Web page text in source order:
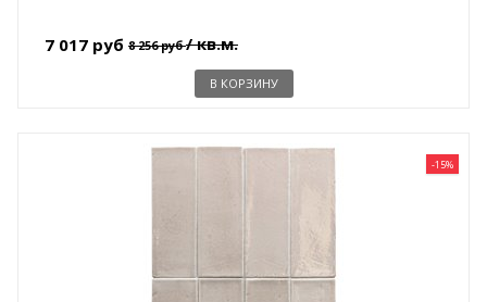
7 017 руб 8 256 руб/ кв.м.
В КОРЗИНУ
-15%